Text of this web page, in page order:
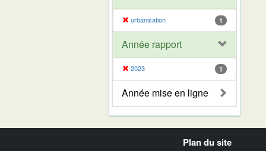
urbanisation 1
Année rapport
2023 1
Année mise en ligne
Plan du site